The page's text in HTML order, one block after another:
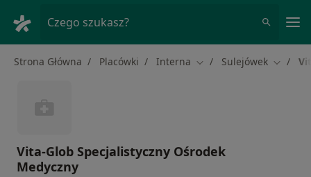
Czego szukasz?
Strona Główna Placówki Interna Zmień miasto
Sulejówek Zmień
Vita-Glob Specjalistyczny Ośrodek
Medyczny